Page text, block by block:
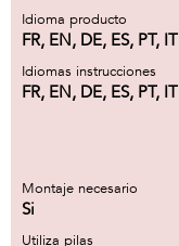
Idioma producto
FR, EN, DE, ES, PT, IT
Idiomas instrucciones
FR, EN, DE, ES, PT, IT
Montaje necesario
Si
Utiliza pilas